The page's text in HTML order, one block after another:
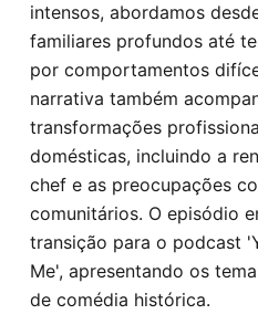
intensos, abordamos
familiares profundos até
por comportamentos
narrativa também
transformações
domésticas, incluindo a
chef e as preocupações
comunitários. O episódio
transição para o podcast
Me', apresentando os
de comédia histórica.